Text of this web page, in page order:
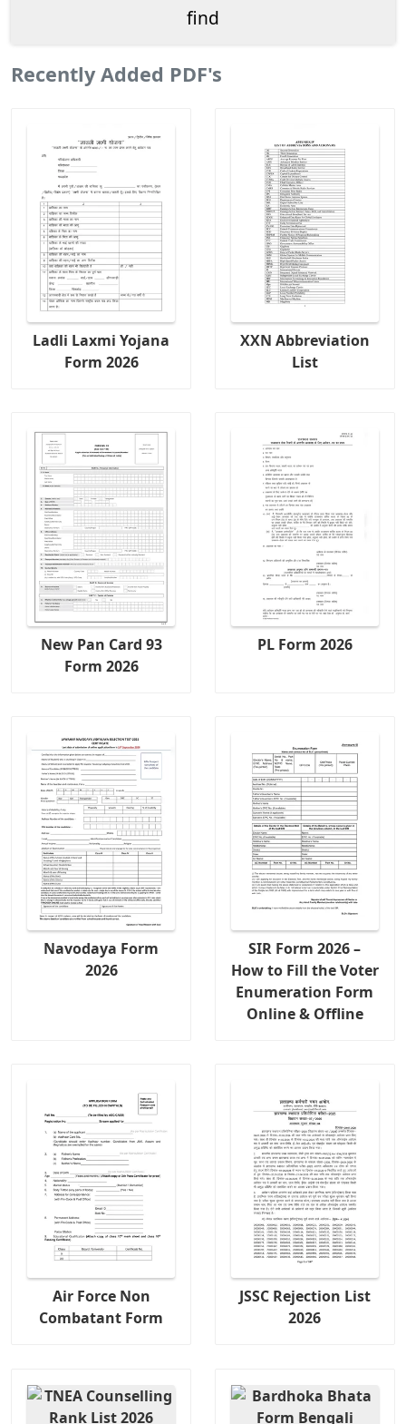
Recently Added PDF's
Ladli Laxmi Yojana
Form 2026
XXN Abbreviation
List
New Pan Card 93
Form 2026
PL Form 2026
Navodaya Form
2026
SIR Form 2026 –
How to Fill the Voter
Enumeration Form
Online & Offline
Air Force Non
Combatant Form
JSSC Rejection List
2026